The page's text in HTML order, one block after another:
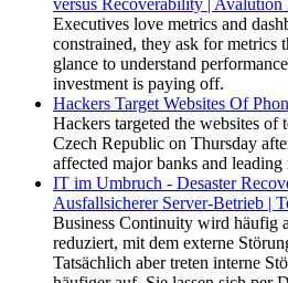
Executives love metrics and
constrained, they ask for metrics
glance to understand
investment is paying off.
Hackers Target Websites Of
Hackers targeted the websites of
Czech Republic on Thursday
affected major banks and leading
IT im Umbruch - Desaster
Ausfallsicherer Server-Betrieb |
Business Continuity wird häufig
reduziert, mit dem externe
Tatsächlich aber treten interne